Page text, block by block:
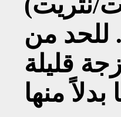
للحد من
قليلة